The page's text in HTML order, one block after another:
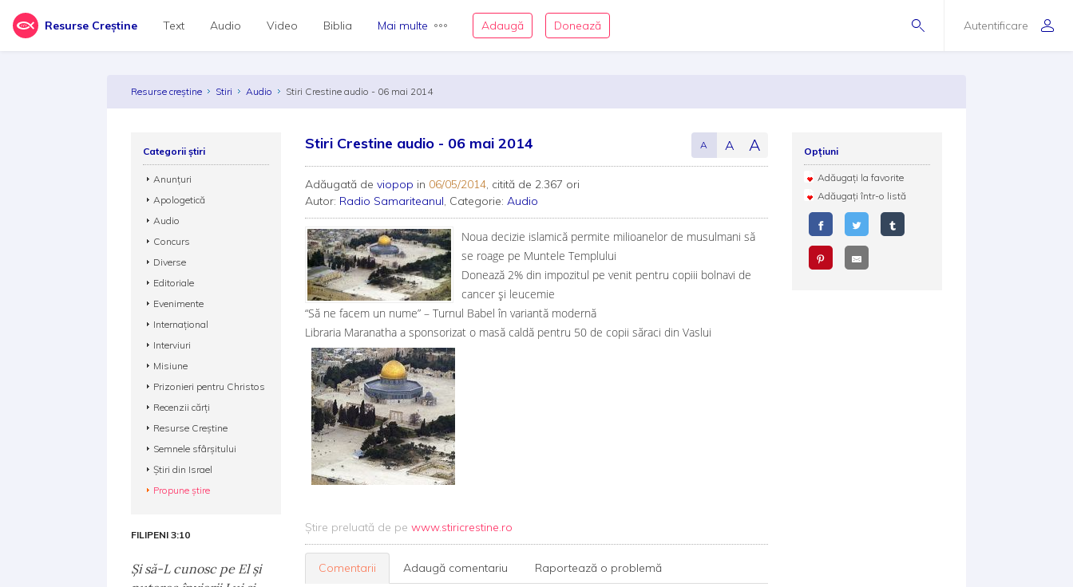
Resurse Creștine Autentificare
Text Audio Video Biblia Mai multe Adaugă Donează
Resurse creștine Stiri Audio Stiri Crestine audio - 06 mai 2014
Stiri Crestine audio - 06 mai 2014 A A A
Adăugată deviopop in 06/05/2014, citită de 2.367 ori
Autor: Radio Samariteanul, Categorie:Audio
Noua decizie islamică permite milioanelor de musulmani să
se roage pe Muntele Templului
Donează 2% din impozitul pe venit pentru copiii bolnavi de
cancer și leucemie
“Să ne facem un nume” – Turnul Babel în variantă modernă
Libraria Maranatha a sponsorizat o masă caldă pentru 50 de copii săraci din Vaslui
Știre preluată de pe www.stiricrestine.ro
Comentarii Adaugă comentariu Raportează o problemă
Opțiuni
Adăugați la favorite
Adăugați într-o listă
Categorii știri
Anunțuri
Apologetică
Audio
Concurs
Diverse
Editoriale
Evenimente
Internațional
Interviuri
Misiune
Prizonieri pentru Christos
Recenzii cărți
Resurse Creștine
Semnele sfârșitului
Știri din Israel
Propune știre
FILIPENI 3:10
Şi să-L cunosc pe El şi